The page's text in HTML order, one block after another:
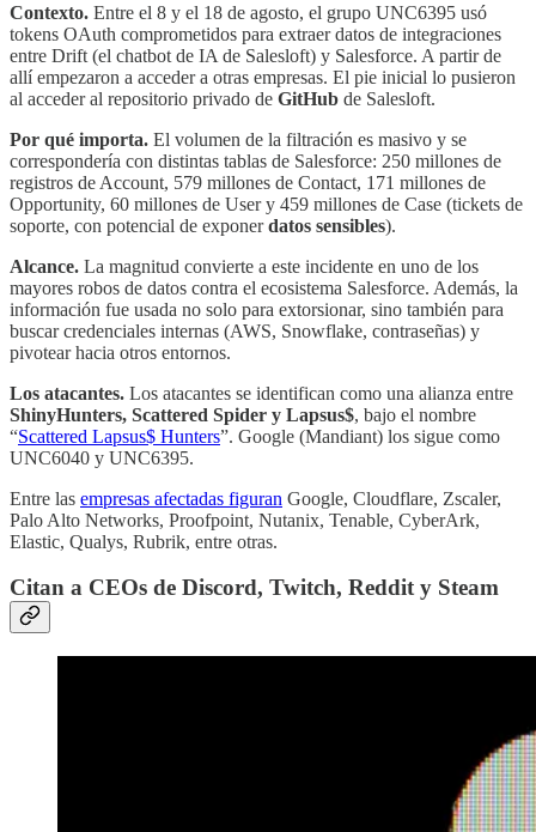
Contexto. Entre el 8 y el 18 de agosto, el grupo UNC6395 usó
tokens OAuth comprometidos para extraer datos de integraciones
entre Drift (el chatbot de IA de Salesloft) y Salesforce. A partir de
allí empezaron a acceder a otras empresas. El pie inicial lo pusieron
al acceder al repositorio privado de GitHub de Salesloft.
Por qué importa. El volumen de la filtración es masivo y se
correspondería con distintas tablas de Salesforce: 250 millones de
registros de Account, 579 millones de Contact, 171 millones de
Opportunity, 60 millones de User y 459 millones de Case (tickets de
soporte, con potencial de exponerdatos sensibles).
Alcance. La magnitud convierte a este incidente en uno de los
mayores robos de datos contra el ecosistema Salesforce. Además, la
información fue usada no solo para extorsionar, sino también para
buscar credenciales internas (AWS, Snowflake, contraseñas) y
pivotear hacia otros entornos.
Los atacantes. Los atacantes se identifican como una alianza entre
ShinyHunters, Scattered Spider y Lapsus$, bajo el nombre
“Scattered Lapsus$ Hunters”. Google (Mandiant) los sigue como
UNC6040 y UNC6395.
Entre las empresas afectadas figuran Google, Cloudflare, Zscaler,
Palo Alto Networks, Proofpoint, Nutanix, Tenable, CyberArk,
Elastic, Qualys, Rubrik, entre otras.
Citan a CEOs de Discord, Twitch, Reddit y Steam